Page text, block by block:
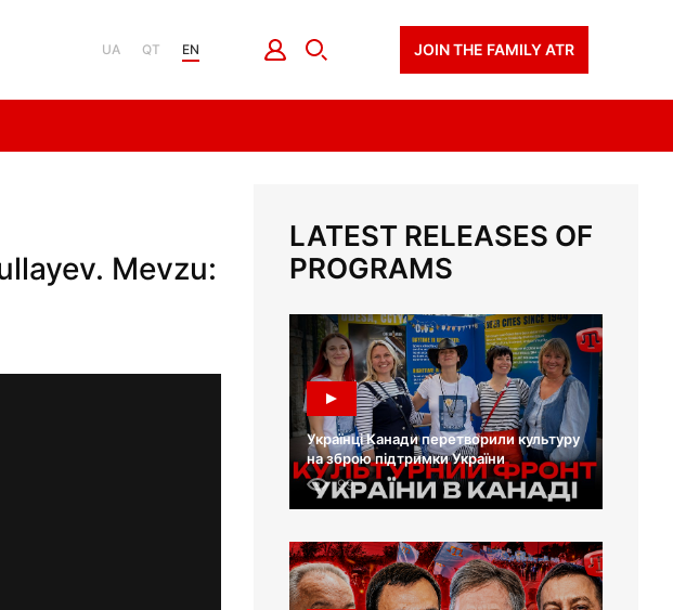
UA QT EN JOIN THE FAMILY ATR
Mevzu:
LATEST RELEASES OF
PROGRAMS
Українці Канади перетворили культуру
на зброю підтримки України
99